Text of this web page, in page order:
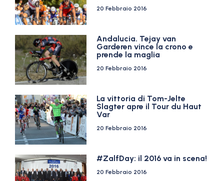
20 Febbraio 2016
Andalucia. Tejay van
Garderen vince la crono e
prende la maglia
20 Febbraio 2016
La vittoria di Tom-Jelte
Slagter apre il Tour du Haut
Var
20 Febbraio 2016
#ZalfDay: il 2016 va in scena!
20 Febbraio 2016